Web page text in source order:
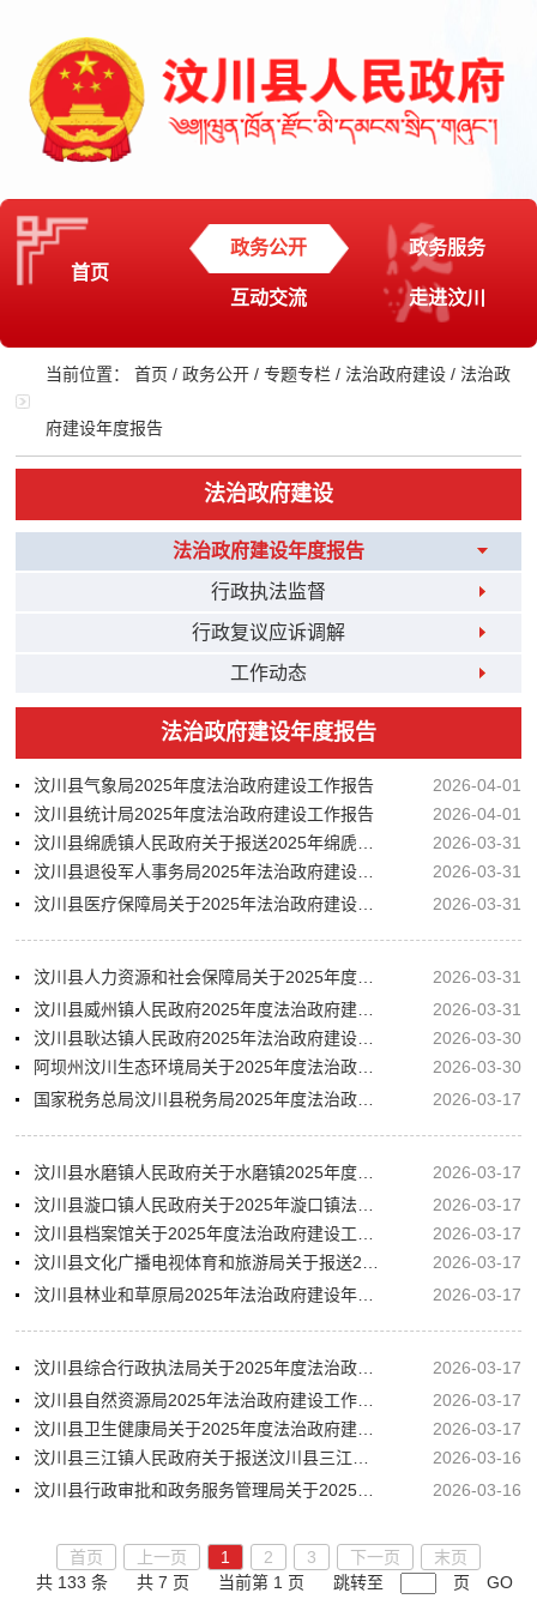
首页
政务公开 政务服务
互动交流 走进汶川
当前位置：首页 /政务公开 /专题专栏 / 法治政府建设 / 法治政
府建设年度报告
法治政府建设
法治政府建设年度报告
行政执法监督
行政复议应诉调解
工作动态
法治政府建设年度报告
汶川县气象局2025年度法治政府建设工作报告
2026-04-01
汶川县统计局2025年度法治政府建设工作报告
2026-04-01
2026-03-31
2026-03-31
2026-03-31
2026-03-31
2026-03-31
2026-03-30
2026-03-30
2026-03-17
2026-03-17
2026-03-17
2026-03-17
2026-03-17
2026-03-17
2026-03-17
2026-03-17
2026-03-17
2026-03-16
2026-03-16
首页 上一页 1 2 3 下一页
末页
共 133 条
共 7 页 当前第 1 页 跳转至 页 GO